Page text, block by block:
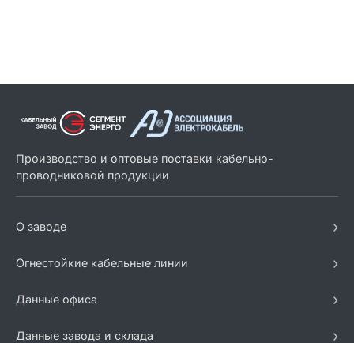
Производство и оптовые поставки кабельно-
проводниковой продукции
О заводе ›
Огнестойкие кабельные линии ›
Данные офиса ›
Данные завода и склада ›